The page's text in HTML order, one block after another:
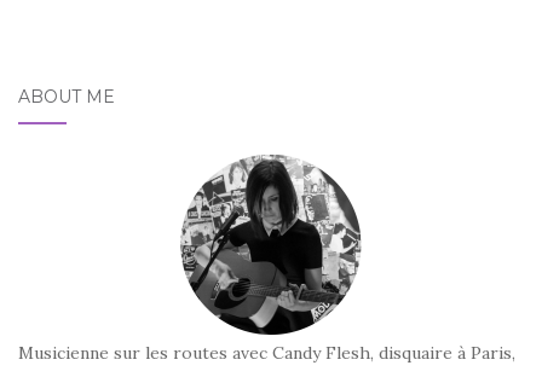
ABOUT ME
Musicienne sur les routes avec Candy Flesh, disquaire à Paris,